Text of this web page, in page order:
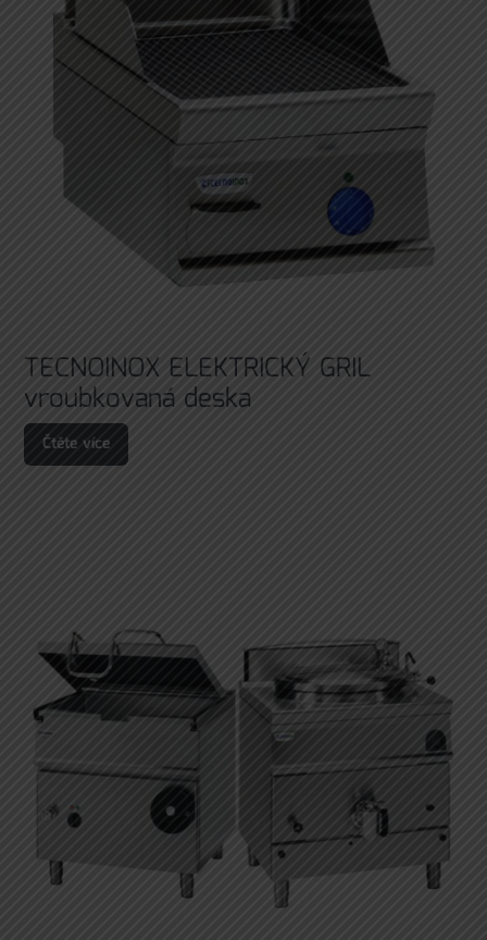
TECNOINOX ELEKTRICKÝ GRIL
vroubkovaná deska
Čtěte více